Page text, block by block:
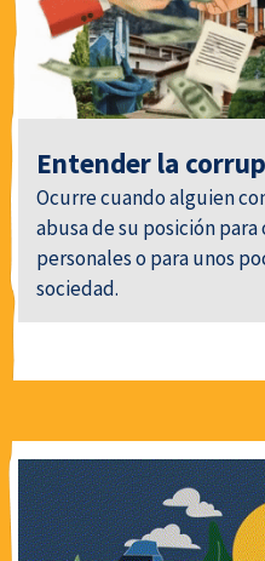
Entender la
Ocurre cuando alguien
abusa de su posición
personales o para unos
sociedad.